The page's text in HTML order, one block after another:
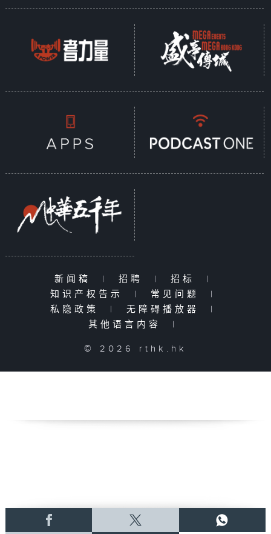
新闻稿 | 招聘 | 招标
|
知识产权告示
| 常见问题
|
私隐政策
| 无障碍播放器
|
其他语言内容
|
© 2026 rthk.hk